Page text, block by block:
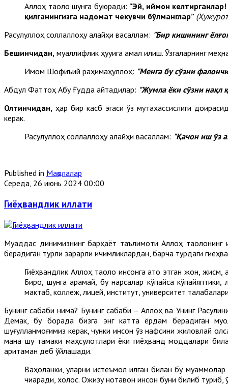
Аллоҳ таоло шунга буюради: "Эй, иймон
қилганингизга надомат чекувчи бўлманглар”
Расулуллоҳ соллаллоҳу алайҳи васаллам: "Бир кишининг
Бешинчидан, муаллифлик ҳуқуқига амал қилиш. Ўзгаларнинг
Имом Шофиъий раҳимаҳуллоҳ: "Менга бу сўзни
Абдул Фаттоҳ Абу Ғудда айтадилар: "Жумла ёки сўзни нақл
Олтинчидан, ҳар бир касб эгаси ўз мутахассислиги
керак.
Расулуллоҳ соллаллоҳу алайҳи васаллам: "Қачон иш ўз
Published in Мақолалар
Середа, 26 июнь 2024 00:00
Гиёҳвандлик иллати
Муқаддас динимизнинг барҳаёт таълимоти Аллоҳ таолонинг
берадиган турли зарарли ичимликлардан, барча турдаги
Гиёҳвандлик Аллоҳ таолo инсонга ато этган жон, жисм,
Бироқ, шунга қарамай, бу нарсалар кўпайса
мактаб, коллеж, лицей, институт, университет
Бунинг сабаби нима? Бунинг сабаби – Аллоҳ ва Унинг
Демак, бу борада бизга энг катта ёрдам берадиган
шуғулланмоғимиз керак, чунки инсон ўз нафсини жиловлай
мана шу тамаки маҳсулотлари ёки гиёҳванд моддалари
аритаман деб ўйлашади.
Ваҳоланки, уларни истеъмол қилган билан бу
чиқаради, холос. Ожизу нотавон инсон буни билиб